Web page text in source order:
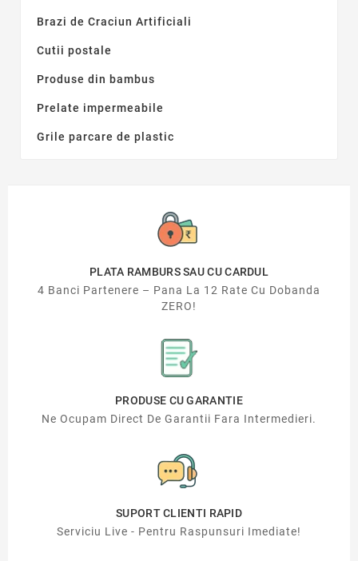
Brazi de Craciun Artificiali
Cutii postale
Produse din bambus
Prelate impermeabile
Grile parcare de plastic
PLATA RAMBURS SAU CU CARDUL
4 Banci Partenere – Pana La 12 Rate Cu Dobanda
ZERO!
PRODUSE CU GARANTIE
Ne Ocupam Direct De Garantii Fara Intermedieri.
SUPORT CLIENTI RAPID
Serviciu Live - Pentru Raspunsuri Imediate!